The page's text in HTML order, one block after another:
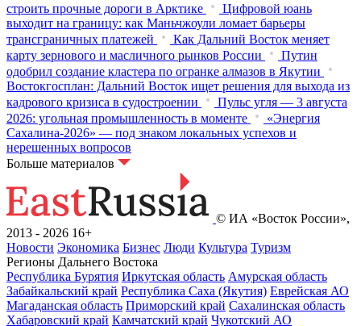
строить прочные дороги в Арктике
Цифровой юань
выходит на границу: как Маньчжоули ломает барьеры
трансграничных платежей
Как Дальний Восток меняет
карту зернового и масличного рынков России
Путин
одобрил создание кластера по огранке алмазов в Якутии
Востокгосплан: Дальний Восток ищет решения для выхода из
кадрового кризиса в судостроении
Пульс угля — 3 августа
2026: угольная промышленность в моменте
«Энергия
Сахалина-2026» — под знаком локальных успехов и
нерешенных вопросов
Больше материалов
© ИА «Восток России»,
2013 - 2026 16+
Новости Экономика Бизнес Люди Культура Туризм
Регионы Дальнего Востока
Республика Бурятия Иркутская область Амурская область
Забайкальский край Республика Саха (Якутия) Еврейская АО
Магаданская область Приморский край Сахалинская область
Хабаровский край Камчатский край Чукотский АО